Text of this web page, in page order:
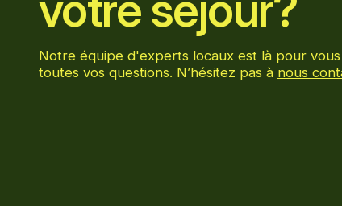
Notre équipe d'experts locaux est là pour
toutes vos questions. N’hésitez pas à nous